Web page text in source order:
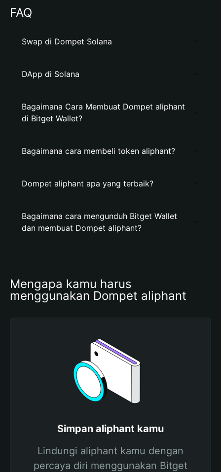
FAQ
Swap di Dompet Solana
DApp di Solana
Bagaimana Cara Membuat Dompet aliphant
di Bitget Wallet?
Bagaimana cara membeli token aliphant?
Dompet aliphant apa yang terbaik?
Bagaimana cara mengunduh Bitget Wallet
dan membuat Dompet aliphant?
Mengapa kamu harus
menggunakan Dompet aliphant
Simpan aliphant kamu
Lindungi aliphant kamu dengan
percaya diri menggunakan Bitget